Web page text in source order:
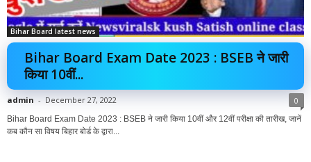
Bihar Board latest news
Bihar Board Exam Date 2023 : BSEB ने जारी
किया 10वीं...
admin - December 27, 2022 0
Bihar Board Exam Date 2023 : BSEB ने जारी किया 10वीं और 12वीं परीक्षा की तारीख, जानें
कब कौन सा विषय बिहार बोर्ड के द्वारा...